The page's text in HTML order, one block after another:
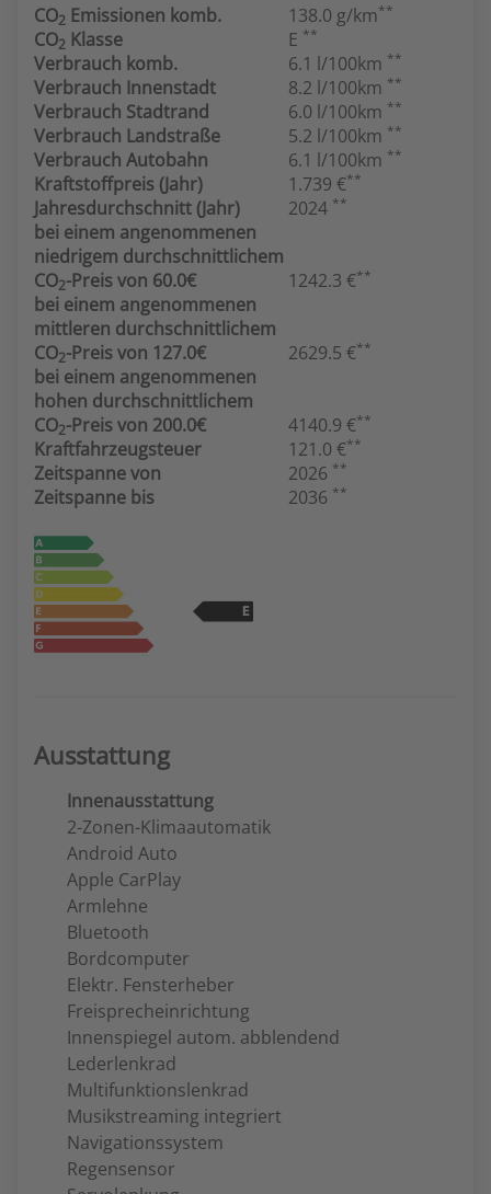
CO2 Emissionen komb. 138.0 g/km**
CO2 Klasse E **
Verbrauch komb. 6.1 l/100km **
Verbrauch Innenstadt 8.2 l/100km **
Verbrauch Stadtrand 6.0 l/100km **
Verbrauch Landstraße 5.2 l/100km **
Verbrauch Autobahn 6.1 l/100km **
Kraftstoffpreis (Jahr) 1.739 €**
Jahresdurchschnitt (Jahr) 2024 **
bei einem angenommenen
niedrigem durchschnittlichem
CO2-Preis von 60.0€ 1242.3 €**
bei einem angenommenen
mittleren durchschnittlichem
CO2-Preis von 127.0€ 2629.5 €**
bei einem angenommenen
hohen durchschnittlichem
CO2-Preis von 200.0€ 4140.9 €**
Kraftfahrzeugsteuer 121.0 €**
Zeitspanne von 2026 **
Zeitspanne bis 2036 **
Ausstattung
Innenausstattung
2-Zonen-Klimaautomatik
Android Auto
Apple CarPlay
Armlehne
Bluetooth
Bordcomputer
Elektr. Fensterheber
Freisprecheinrichtung
Innenspiegel autom. abblendend
Lederlenkrad
Multifunktionslenkrad
Musikstreaming integriert
Navigationssystem
Regensensor